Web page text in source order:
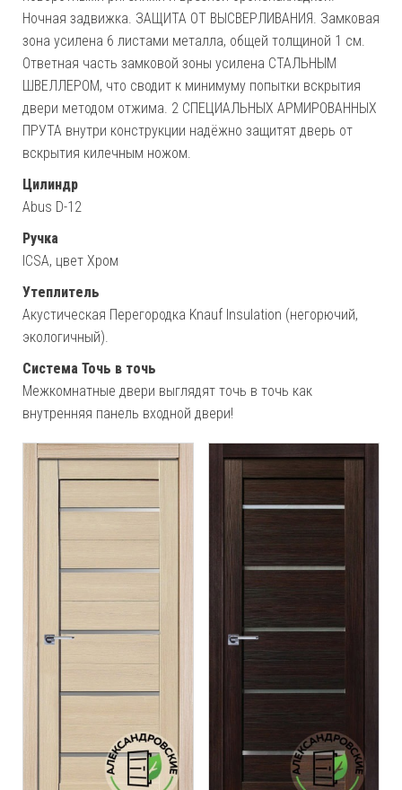
Ночная задвижка. ЗАЩИТА ОТ ВЫСВЕРЛИВАНИЯ. Замковая
зона усилена 6 листами металла, общей толщиной 1 см.
Ответная часть замковой зоны усилена СТАЛЬНЫМ
ШВЕЛЛЕРОМ, что сводит к минимуму попытки вскрытия
двери методом отжима. 2 СПЕЦИАЛЬНЫХ АРМИРОВАННЫХ
ПРУТА внутри конструкции надёжно защитят дверь от
вскрытия килечным ножом.
Цилиндр
Abus D-12
Ручка
ICSA, цвет Хром
Утеплитель
Акустическая Перегородка Knauf Insulation (негорючий,
экологичный).
Система Точь в точь
Межкомнатные двери выглядят точь в точь как
внутренняя панель входной двери!